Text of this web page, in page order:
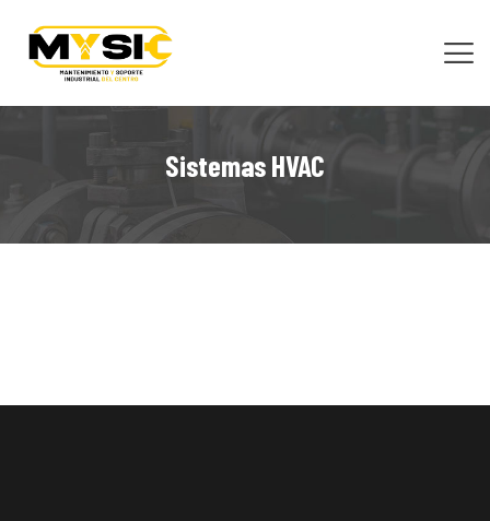
Sistemas HVAC
INICIO
NOSOTROS
SERVICIOS
NUESTRO TRABAJO